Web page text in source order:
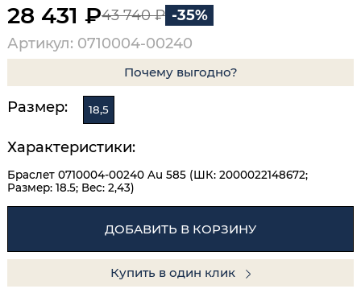
28 431 ₽43 740 ₽ -35%
Артикул: 0710004-00240
Почему выгодно?
Размер: 18,5
Характеристики:
Браслет 0710004-00240 Au 585 (ШК: 2000022148672;
Размер: 18.5; Вес: 2,43)
ДОБАВИТЬ В КОРЗИНУ
Купить в один клик